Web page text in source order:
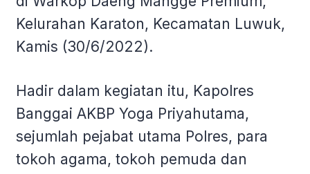
Kelurahan Karaton, Kecamatan Luwuk,
Kamis (30/6/2022).
Hadir dalam kegiatan itu, Kapolres
Banggai AKBP Yoga Priyahutama,
sejumlah pejabat utama Polres, para
tokoh agama, tokoh pemuda dan